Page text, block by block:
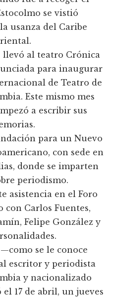
se vistió
usanza del Caribe
llevó al teatro Crónica
para inaugurar
de Teatro de
Este mismo mes
a escribir sus
para un Nuevo
con sede en
donde se imparten
periodismo.
asistencia en el Foro
con Carlos Fuentes,
Felipe González y
—como se le conoce
escritor y periodista
y nacionalizado
17 de abril, un jueves